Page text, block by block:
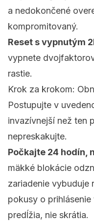
a nedokončené
kompromitovaný.
Reset s vypnutým
vypnete
rastie.
Krok za krokom:
Postupujte v
invazívnejší než ten
nepreskakujte.
Počkajte 24 hodín,
mäkké blokácie
zariadenie vybuduje
pokusy o
predĺžia, nie skrátia.